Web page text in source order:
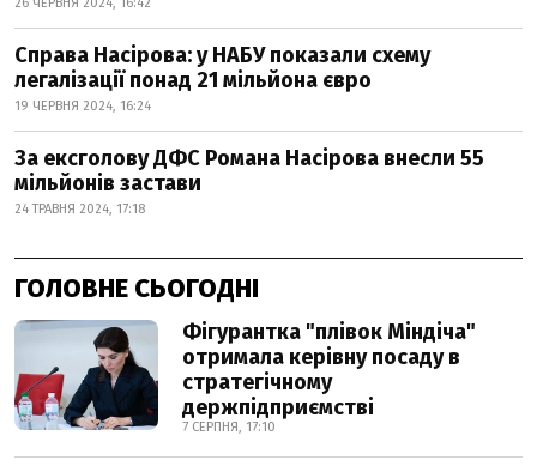
26 ЧЕРВНЯ 2024, 16:42
Справа Насірова: у НАБУ показали схему
легалізації понад 21 мільйона євро
19 ЧЕРВНЯ 2024, 16:24
За ексголову ДФС Романа Насірова внесли 55
мільйонів застави
24 ТРАВНЯ 2024, 17:18
ГОЛОВНЕ СЬОГОДНІ
Фігурантка "плівок Міндіча"
отримала керівну посаду в
стратегічному
держпідприємстві
7 СЕРПНЯ, 17:10